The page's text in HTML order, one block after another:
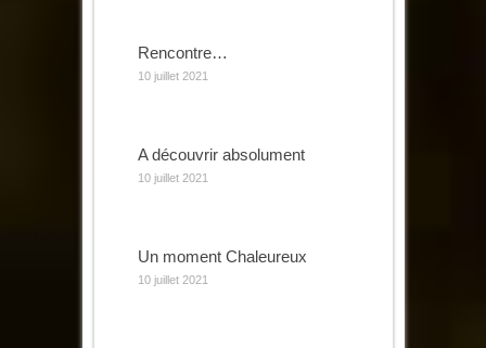
Rencontre…
10 juillet 2021
A découvrir absolument
10 juillet 2021
Un moment Chaleureux
10 juillet 2021